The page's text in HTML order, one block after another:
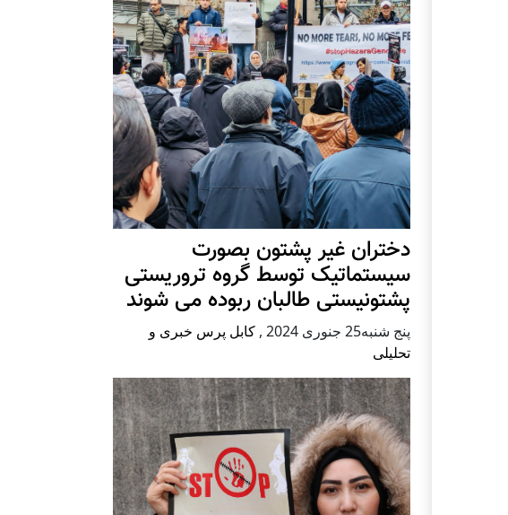
دختران غیر پشتون بصورت
سیستماتیک توسط گروه تروریستی
پشتونیستی طالبان ربوده می شوند
پنج شنبه25 جنوری 2024 , کابل پرس خبری و
تحلیلی